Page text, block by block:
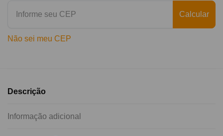
Calcular
Não sei meu CEP
Descrição
Informação adicional